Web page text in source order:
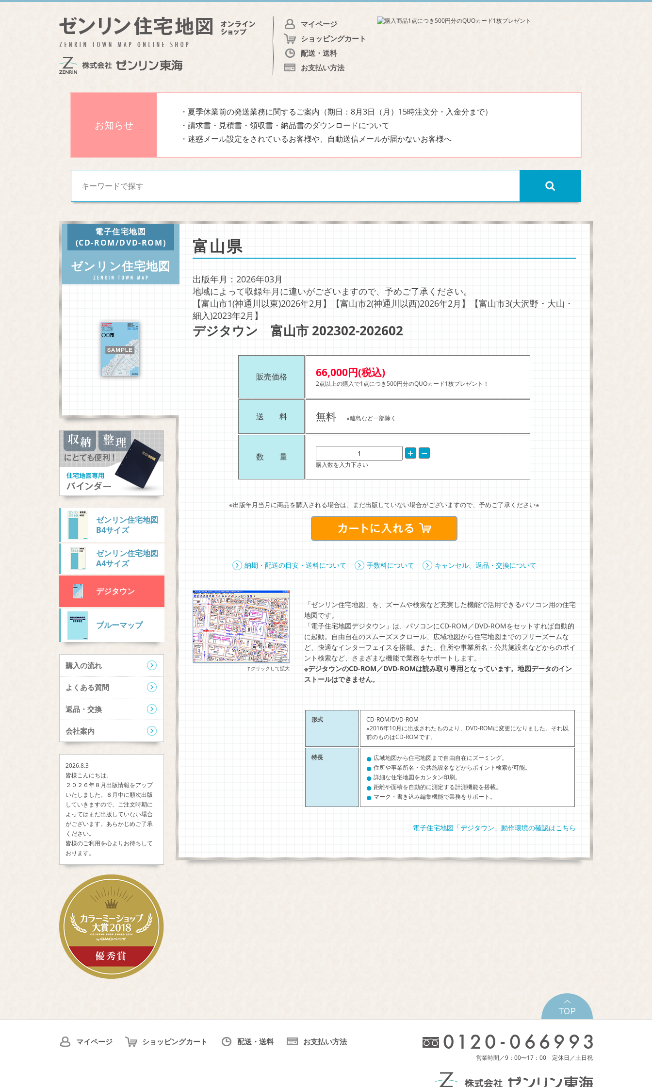
マイページ
ショッピングカート
配送・送料
お支払い方法
お知らせ
・夏季休業前の発送業務に関するご案内（期日：8月3日（月）15時注文分・入金分まで）
・請求書・見積書・領収書・納品書のダウンロードについて
・迷惑メール設定をされているお客様や、自動送信メールが届かないお客様へ
電子住宅地図
(CD-ROM/DVD-ROM)
ゼンリン住宅地図
ゼンリン住宅地図
B4サイズ
ゼンリン住宅地図
A4サイズ
デジタウン
ブルーマップ
購入の流れ
よくある質問
返品・交換
会社案内
2026.8.3
皆様こんにちは。
２０２６年８月出版情報をアップ
いたしました。８月中に順次出版
していきますので、ご注文時期に
よってはまだ出版していない場合
がございます。あらかじめご了承
ください。
皆様のご利用を心よりお待ちして
おります。
富山県
出版年月：2026年03月
地域によって収録年月に違いがございますので、予めご了承ください。
【富山市1(神通川以東)2026年2月】【富山市2(神通川以西)2026年2月】【富山市3(大沢野・大山・
細入)2023年2月】
デジタウン 富山市 202302-202602
販売価格 66,000円(税込)
2点以上の購入で1点につき500円分のQUOカード1枚プレゼント！
送 料 無料 ※離島など一部除く
数 量
購入数を入力下さい
※出版年月当月に商品を購入される場合は、まだ出版していない場合がございますので、予めご了承ください※
納期・配送の目安・送料について 手数料について キャンセル、返品・交換について
↑クリックして拡大
「ゼンリン住宅地図」を、ズームや検索など充実した機能で活用できるパソコン用の住宅
地図です。
「電子住宅地図デジタウン」は、パソコンにCD-ROM／DVD-ROMをセットすれば自動的
に起動。自由自在のスムーズスクロール、広域地図から住宅地図までのフリーズームな
ど、快適なインターフェイスを搭載。また、住所や事業所名・公共施設名などからのポイ
ント検索など、さまざまな機能で業務をサポートします。
※デジタウンのCD-ROM／DVD-ROMは読み取り専用となっています。地図データのイン
ストールはできません。
形式
CD-ROM/DVD-ROM
※2016年10月に出版されたものより、DVD-ROMに変更になりました。それ以
前のものはCD-ROMです。
特長 ● 広域地図から住宅地図まで自由自在にズーミング。
● 住所や事業所名・公共施設名などからポイント検索が可能。
● 詳細な住宅地図をカンタン印刷。
● 距離や面積を自動的に測定する計測機能を搭載。
● マーク・書き込み編集機能で業務をサポート。
電子住宅地図「デジタウン」動作環境の確認はこちら
マイページ ショッピングカート 配送・送料 お支払い方法
営業時間／9：00〜17：00 定休日／土日祝